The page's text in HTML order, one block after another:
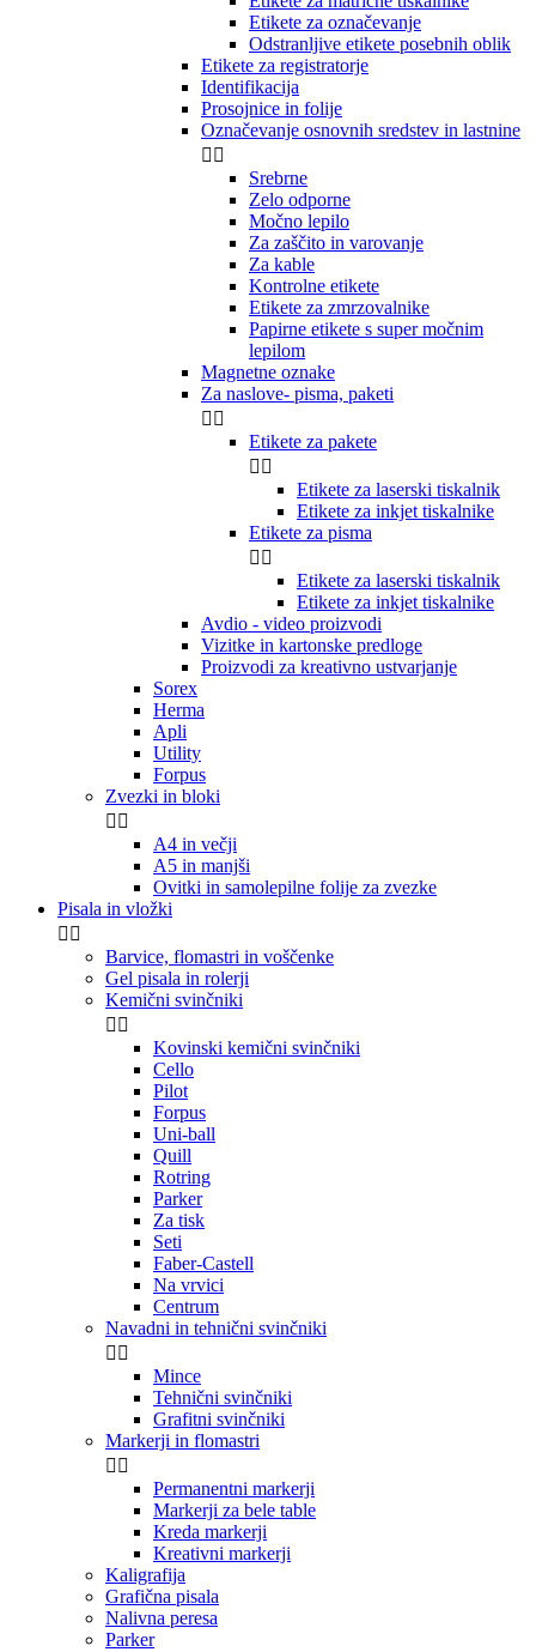
Etikete za označevanje
Odstranljive etikete posebnih oblik
Etikete za registratorje
Identifikacija
Prosojnice in folije
Označevanje osnovnih sredstev in lastnine
 
Srebrne
Zelo odporne
Močno lepilo
Za zaščito in varovanje
Za kable
Kontrolne etikete
Etikete za zmrzovalnike
Papirne etikete s super močnim
lepilom
Magnetne oznake
Za naslove- pisma, paketi
 
Etikete za pakete
 
Etikete za laserski tiskalnik
Etikete za inkjet tiskalnike
Etikete za pisma
 
Etikete za laserski tiskalnik
Etikete za inkjet tiskalnike
Avdio - video proizvodi
Vizitke in kartonske predloge
Proizvodi za kreativno ustvarjanje
Sorex
Herma
Apli
Utility
Forpus
Zvezki in bloki
 
A4 in večji
A5 in manjši
Ovitki in samolepilne folije za zvezke
Pisala in vložki
 
Barvice, flomastri in voščenke
Gel pisala in rolerji
Kemični svinčniki
 
Kovinski kemični svinčniki
Cello
Pilot
Forpus
Uni-ball
Quill
Rotring
Parker
Za tisk
Seti
Faber-Castell
Na vrvici
Centrum
Navadni in tehnični svinčniki
 
Mince
Tehnični svinčniki
Grafitni svinčniki
Markerji in flomastri
 
Permanentni markerji
Markerji za bele table
Kreda markerji
Kreativni markerji
Kaligrafija
Grafična pisala
Nalivna peresa
Parker